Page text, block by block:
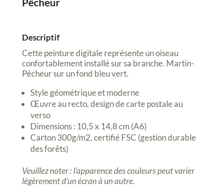
Descriptif
Cette peinture digitale représente un oiseau
confortablement installé sur sa branche. Martin-
Pêcheur sur un fond bleu vert.
Style géométrique et moderne
Œuvre au recto, design de carte postale au
verso
Dimensions : 10,5 x 14,8 cm (A6)
Carton 300g/m2, certifié FSC (gestion durable
des forêts)
Veuillez noter : l’apparence des couleurs peut varier
légèrement d’un écran à un autre.